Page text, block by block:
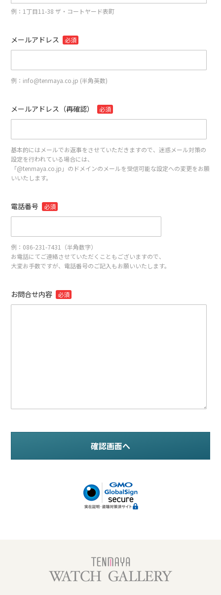
例：1丁目11-38 ザ・コートヤード表町
メールアドレス 必須
例：info@tenmaya.co.jp (半角英数)
メールアドレス（再確認） 必須
基本的にはメールでお返事をさせていただきますので、迷惑メール対策の
設定を行われている場合には、
「@tenmaya.co.jp」のドメインのメールを受信可能な設定への変更をお願
いいたします。
電話番号 必須
例：086-231-7431（半角数字）
お電話にてご連絡させていただくこともございますので、
大変お手数ですが、電話番号のご記入もお願いいたします。
お問合せ内容 必須